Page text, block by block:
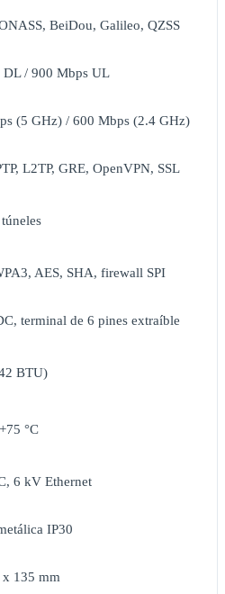
BeiDou, Galileo, QZSS
DL / 900 Mbps UL
(5 GHz) / 600 Mbps (2.4 GHz)
L2TP, GRE, OpenVPN, SSL
AES, SHA, firewall SPI
terminal de 6 pines extraíble
BTU)
°C
6 kV Ethernet
IP30
135 mm